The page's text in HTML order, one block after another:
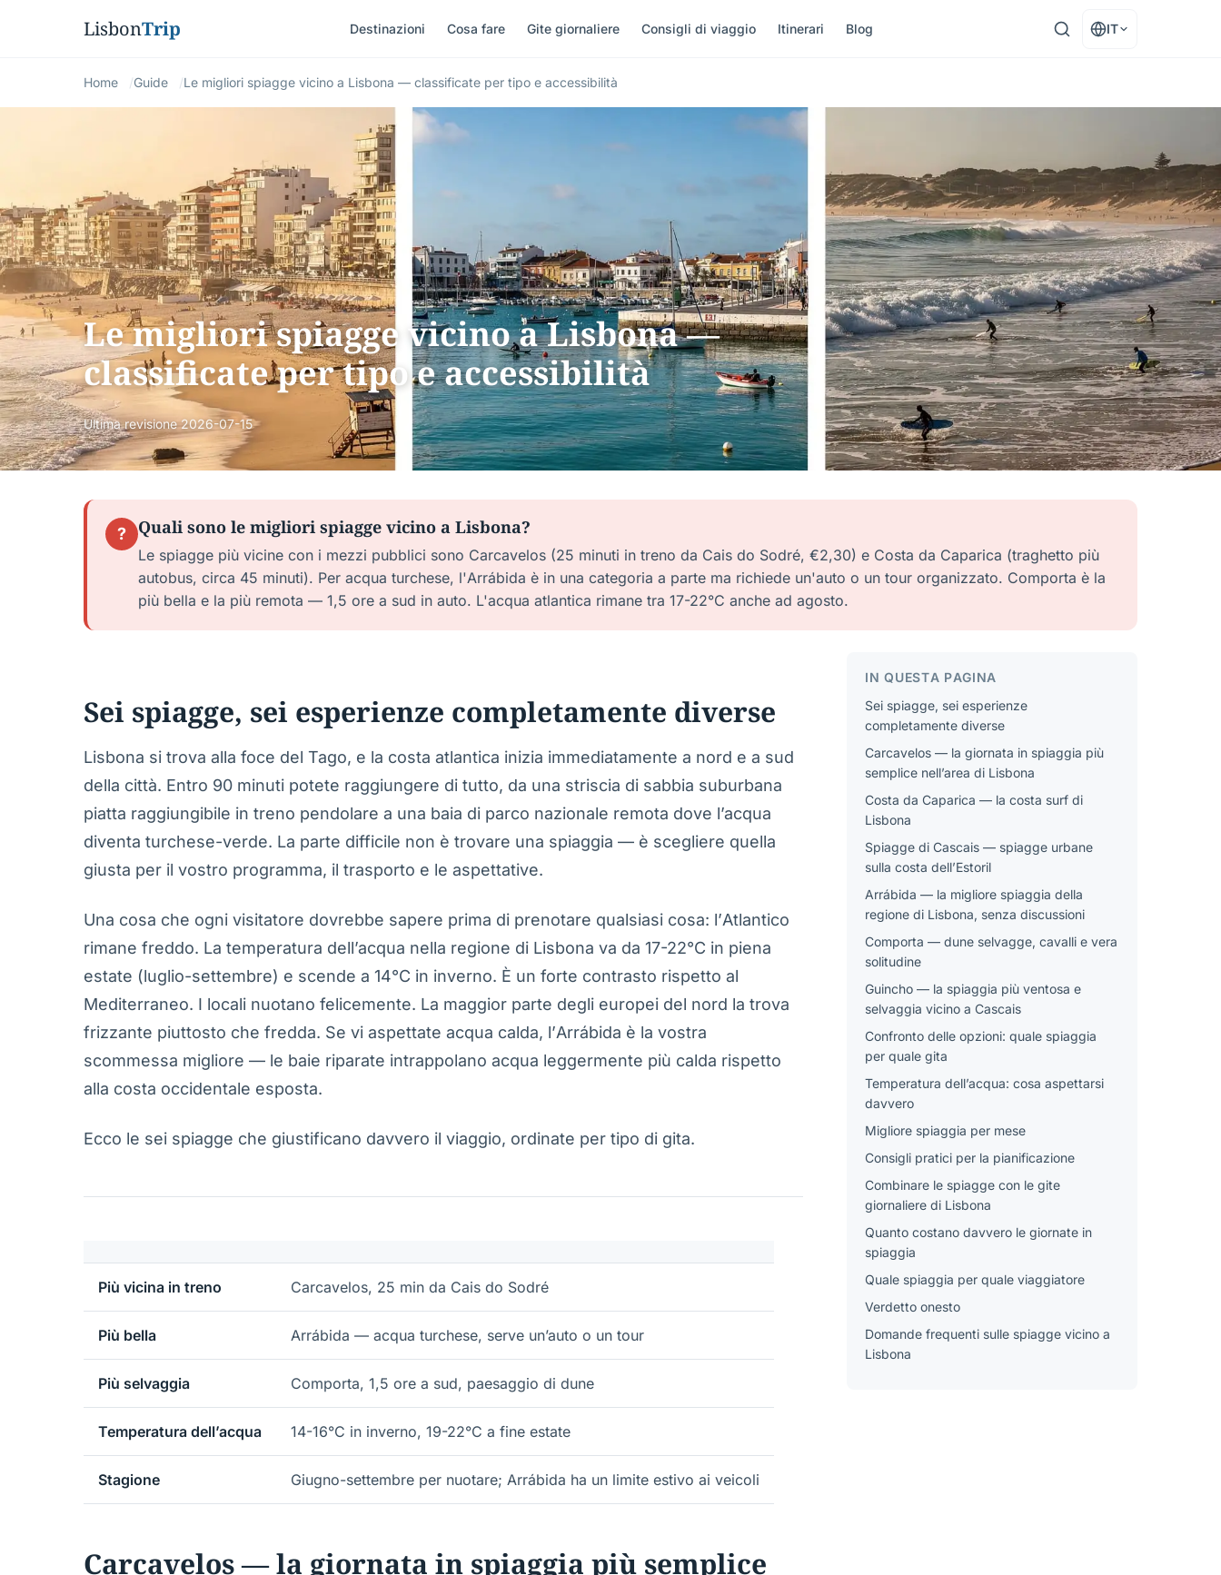
LisbonTrip Destinazioni Cosa fare Gite giornaliere Consigli di viaggio Itinerari Blog IT
Home Guide Le migliori spiagge vicino a Lisbona — classificate per tipo e accessibilità
Le migliori spiagge vicino a Lisbona —
classificate per tipo e accessibilità
Ultima revisione2026-07-15
? Quali sono le migliori spiagge vicino a Lisbona?
Le spiagge più vicine con i mezzi pubblici sono Carcavelos (25 minuti in treno da Cais do Sodré, €2,30) e Costa da Caparica (traghetto più
autobus, circa 45 minuti). Per acqua turchese, l'Arrábida è in una categoria a parte ma richiede un'auto o un tour organizzato. Comporta è la
più bella e la più remota — 1,5 ore a sud in auto. L'acqua atlantica rimane tra 17-22°C anche ad agosto.
Sei spiagge, sei esperienze completamente diverse
Lisbona si trova alla foce del Tago, e la costa atlantica inizia immediatamente a nord e a sud
della città. Entro 90 minuti potete raggiungere di tutto, da una striscia di sabbia suburbana
piatta raggiungibile in treno pendolare a una baia di parco nazionale remota dove l’acqua
diventa turchese-verde. La parte difficile non è trovare una spiaggia — è scegliere quella
giusta per il vostro programma, il trasporto e le aspettative.
Una cosa che ogni visitatore dovrebbe sapere prima di prenotare qualsiasi cosa: l’Atlantico
rimane freddo. La temperatura dell’acqua nella regione di Lisbona va da 17-22°C in piena
estate (luglio-settembre) e scende a 14°C in inverno. È un forte contrasto rispetto al
Mediterraneo. I locali nuotano felicemente. La maggior parte degli europei del nord la trova
frizzante piuttosto che fredda. Se vi aspettate acqua calda, l’Arrábida è la vostra
scommessa migliore — le baie riparate intrappolano acqua leggermente più calda rispetto
alla costa occidentale esposta.
Ecco le sei spiagge che giustificano davvero il viaggio, ordinate per tipo di gita.
Più vicina in treno Carcavelos, 25 min da Cais do Sodré
Più bella Arrábida — acqua turchese, serve un’auto o un tour
Più selvaggia Comporta, 1,5 ore a sud, paesaggio di dune
Temperatura dell’acqua 14-16°C in inverno, 19-22°C a fine estate
Stagione Giugno-settembre per nuotare; Arrábida ha un limite estivo ai veicoli
Carcavelos — la giornata in spiaggia più semplice
IN QUESTA PAGINA
Sei spiagge, sei esperienze
completamente diverse
Carcavelos — la giornata in spiaggia più
semplice nell’area di Lisbona
Costa da Caparica — la costa surf di
Lisbona
Spiagge di Cascais — spiagge urbane
sulla costa dell’Estoril
Arrábida — la migliore spiaggia della
regione di Lisbona, senza discussioni
Comporta — dune selvagge, cavalli e vera
solitudine
Guincho — la spiaggia più ventosa e
selvaggia vicino a Cascais
Confronto delle opzioni: quale spiaggia
per quale gita
Temperatura dell’acqua: cosa aspettarsi
davvero
Migliore spiaggia per mese
Consigli pratici per la pianificazione
Combinare le spiagge con le gite
giornaliere di Lisbona
Quanto costano davvero le giornate in
spiaggia
Quale spiaggia per quale viaggiatore
Verdetto onesto
Domande frequenti sulle spiagge vicino a
Lisbona